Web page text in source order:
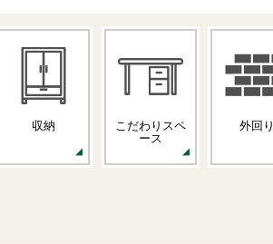
収納
こだわりスペ
ース
外回り